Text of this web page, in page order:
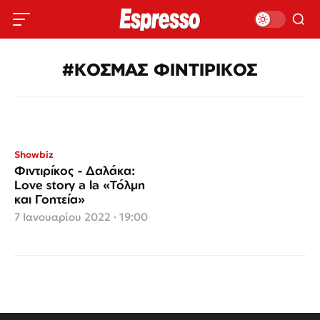
#ΚΟΣΜΑΣ ΦΙΝΤΙΡΙΚΟΣ
Showbiz
Φιντιρίκος - Δαλάκα:
Love story a la «Τόλμη
και Γοητεία»
7 Ιανουαρίου 2022 · 19:00